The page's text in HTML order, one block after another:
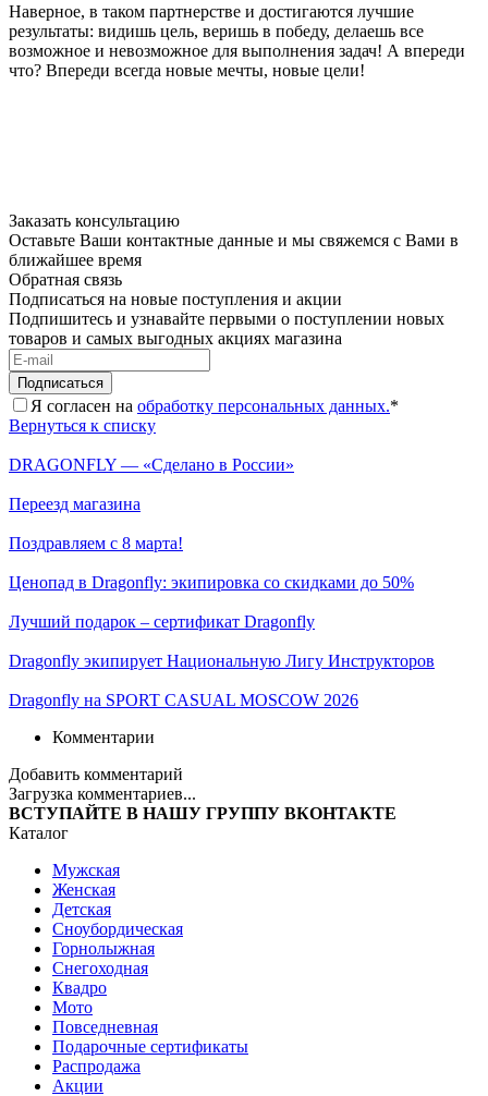
Наверное, в таком партнерстве и достигаются лучшие
результаты: видишь цель, веришь в победу, делаешь все
возможное и невозможное для выполнения задач! А впереди
что? Впереди всегда новые мечты, новые цели!
Заказать консультацию
Оставьте Ваши контактные данные и мы свяжемся с Вами в
ближайшее время
Обратная связь
Подписаться на новые поступления и акции
Подпишитесь и узнавайте первыми о поступлении новых
товаров и самых выгодных акциях магазина
Я согласен на обработку персональных данных.*
Вернуться к списку
DRAGONFLY — «Сделано в России»
Переезд магазина
Поздравляем с 8 марта!
Ценопад в Dragonfly: экипировка со скидками до 50%
Лучший подарок – сертификат Dragonfly
Dragonfly экипирует Национальную Лигу Инструкторов
Dragonfly на SPORT CASUAL MOSCOW 2026
Комментарии
Добавить комментарий
Загрузка комментариев...
ВСТУПАЙТЕ В НАШУ ГРУППУ ВКОНТАКТЕ
Каталог
Мужская
Женская
Детская
Сноубордическая
Горнолыжная
Снегоходная
Квадро
Мото
Повседневная
Подарочные сертификаты
Распродажа
Акции